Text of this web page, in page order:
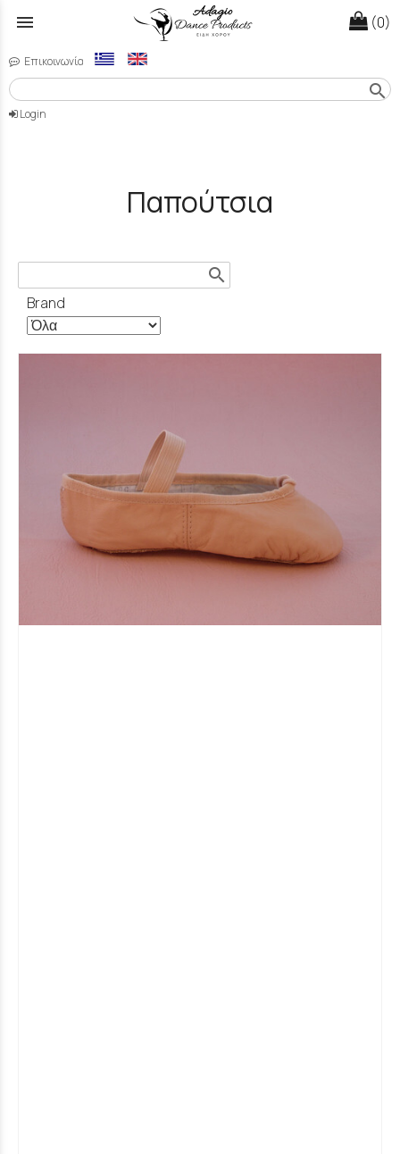
menu (0)
Επικοινωνία
search
Login
Παπούτσια
search
Brand